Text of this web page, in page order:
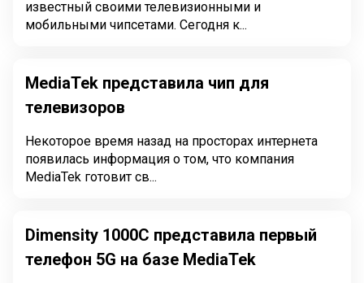
известный своими телевизионными и
мобильными чипсетами. Сегодня к...
MediaTek представила чип для
телевизоров
Некоторое время назад на просторах интернета
появилась информация о том, что компания
MediaTek готовит св...
Dimensity 1000C представила первый
телефон 5G на базе MediaTek